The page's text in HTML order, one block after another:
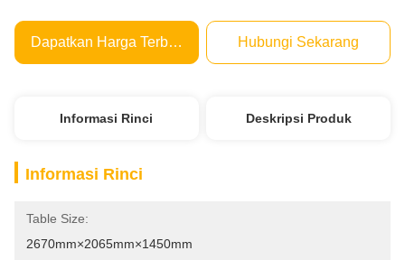
Dapatkan Harga Terbaik Hubungi Sekarang
Informasi Rinci Deskripsi Produk
Informasi Rinci
Table Size:
2670mm×2065mm×1450mm